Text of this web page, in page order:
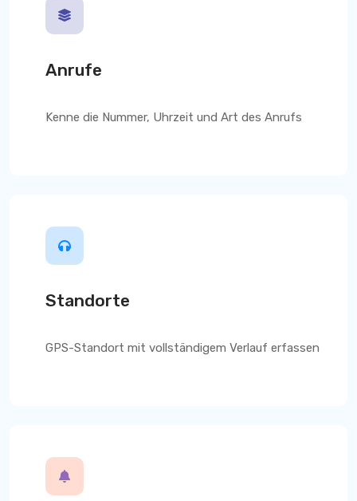
Anrufe
Kenne die Nummer, Uhrzeit und Art des Anrufs
Standorte
GPS-Standort mit vollständigem Verlauf erfassen